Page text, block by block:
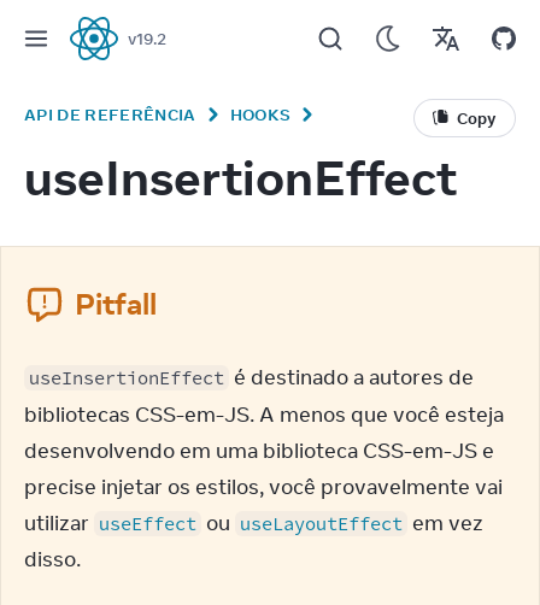
React
v19.2
API DE REFERÊNCIA HOOKS Copy
useInsertionEffect
Pitfall
useInsertionEffect é destinado a autores de
bibliotecas CSS-em-JS. A menos que você esteja
desenvolvendo em uma biblioteca CSS-em-JS e
precise injetar os estilos, você provavelmente vai
utilizar useEffect ou useLayoutEffect em vez
disso.